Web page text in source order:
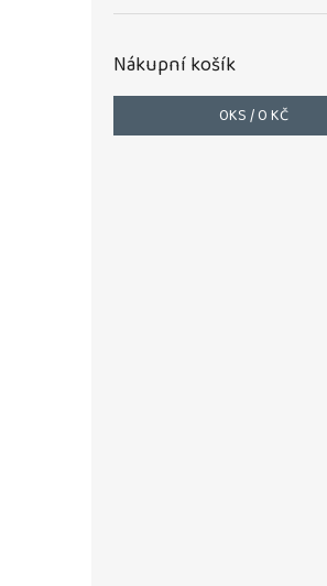
Nákupní košík
0KS /0 KČ